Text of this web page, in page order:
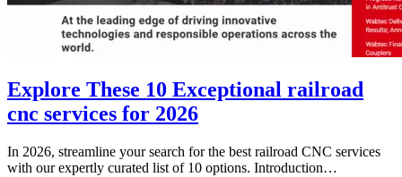
Explore These 10 Exceptional railroad
cnc services for 2026
In 2026, streamline your search for the best railroad CNC services
with our expertly curated list of 10 options. Introduction…